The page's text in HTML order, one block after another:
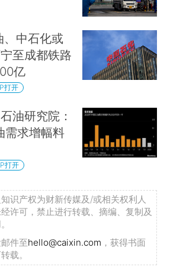
中石化或
至成都铁路
亿
打开
油研究院：
需求增幅料
打开
识产权为财新传媒及/或相关权利人
许可，禁止进行转载、摘编、复制及
件至hello@caixin.com ，获得书面
载。